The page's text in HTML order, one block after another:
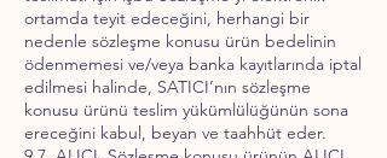
ortamda teyit edeceğini, herhangi bir
nedenle sözleşme konusu ürün bedelinin
ödenmemesi ve/veya banka kayıtlarında iptal
edilmesi halinde, SATICI’nın sözleşme
konusu ürünü teslim yükümlülüğünün sona
ereceğini kabul, beyan ve taahhüt eder.